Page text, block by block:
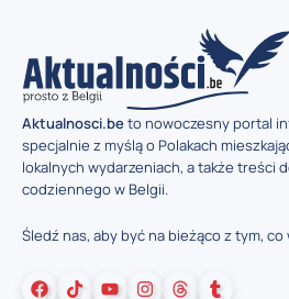
Aktualnosci.beto nowoczesny portal
specjalnie z myślą o Polakach
lokalnych wydarzeniach, a także treści
codziennego w Belgii.
Śledź nas, aby być na bieżąco z tym, co